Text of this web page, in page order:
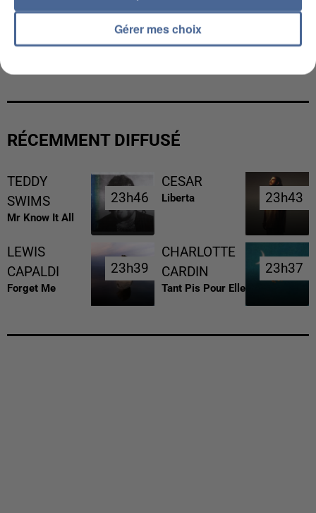
L’UN DES FONDATEURS SUPPOSÉS DE LA DZ
RÉCEMMENT DIFFUSÉ
TEDDY
SWIMS
Mr Know It All
23h46
23h46
CESAR
Liberta 23h43
23h43
LEWIS
CAPALDI
Forget Me
23h39
23h39
CHARLOTTE
CARDIN
Tant Pis Pour Elle
23h37
23h37
Gérer mes choix